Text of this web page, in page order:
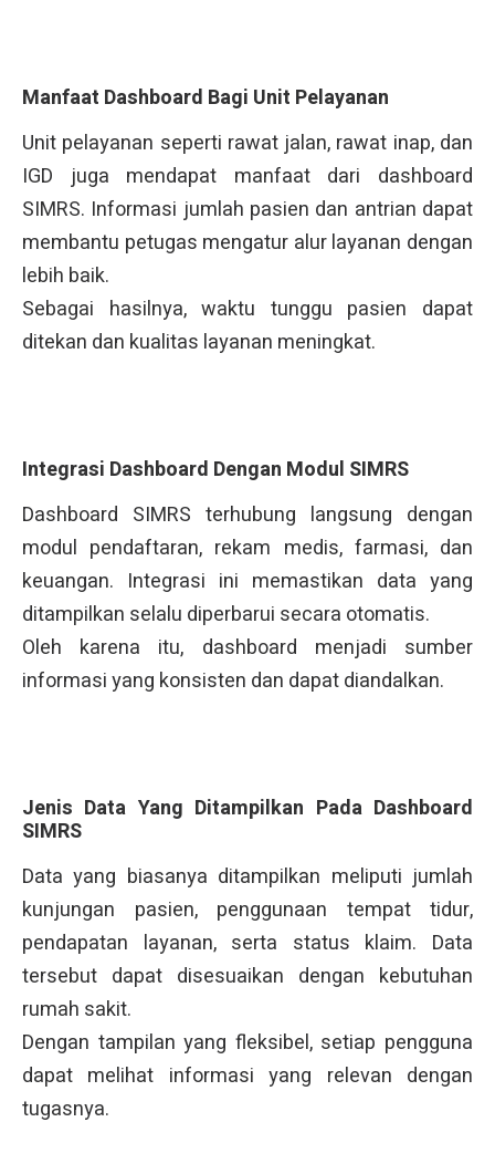
Manfaat Dashboard Bagi Unit Pelayanan
Unit pelayanan seperti rawat jalan, rawat inap, dan
IGD juga mendapat manfaat dari dashboard
SIMRS. Informasi jumlah pasien dan antrian dapat
membantu petugas mengatur alur layanan dengan
lebih baik.
Sebagai hasilnya, waktu tunggu pasien dapat
ditekan dan kualitas layanan meningkat.
Integrasi Dashboard Dengan Modul SIMRS
Dashboard SIMRS terhubung langsung dengan
modul pendaftaran, rekam medis, farmasi, dan
keuangan. Integrasi ini memastikan data yang
ditampilkan selalu diperbarui secara otomatis.
Oleh karena itu, dashboard menjadi sumber
informasi yang konsisten dan dapat diandalkan.
Jenis Data Yang Ditampilkan Pada Dashboard
SIMRS
Data yang biasanya ditampilkan meliputi jumlah
kunjungan pasien, penggunaan tempat tidur,
pendapatan layanan, serta status klaim. Data
tersebut dapat disesuaikan dengan kebutuhan
rumah sakit.
Dengan tampilan yang fleksibel, setiap pengguna
dapat melihat informasi yang relevan dengan
tugasnya.